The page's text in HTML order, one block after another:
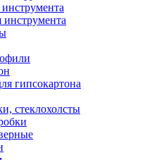
гипсокартона
стеклохолсты